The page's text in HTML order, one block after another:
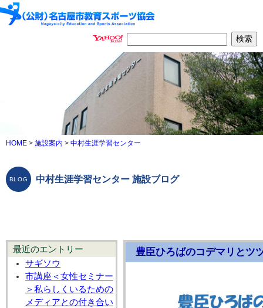
HOME > 施設案内 > 中村生涯学習センター
中村生涯学習センター 施設ブログ
最近のエントリー
サギソウ
市講座＜女性セミナー
＞私らしくいるための
メディアとの付き合い
豊臣ひろばのコデマリとツ